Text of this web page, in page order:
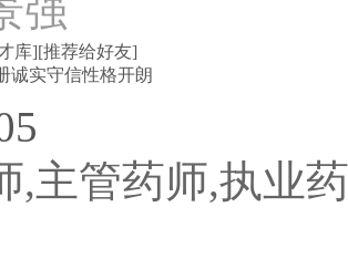
强
库][推荐给好友]
诚实守信性格开朗
,主管药师,执业